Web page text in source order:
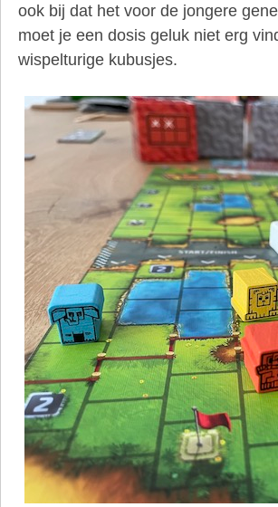
ook bij dat het voor de jongere
moet je een dosis geluk niet erg
wispelturige kubusjes.